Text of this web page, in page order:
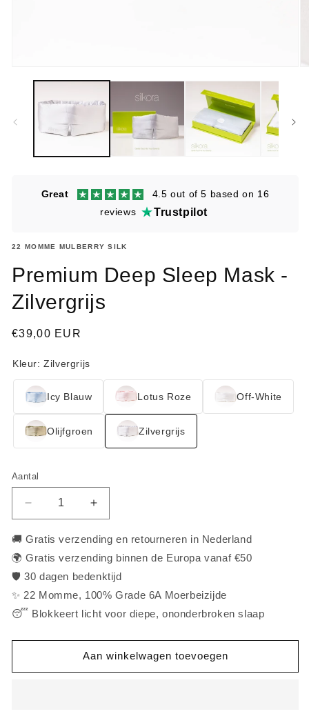
Great
4.5 out of 5 based on 16
reviews
Trustpilot
22 MOMME MULBERRY SILK
SKU:
Premium Deep Sleep Mask -
Zilvergrijs
Normale
€39,00 EUR
Aantal
Aantal
Aantal
verlagen
voor
Premium
Sleep
Mask
-
Aantal
verhogen
voor
Premium
Deep
Sleep
Mask
-
🚚 Gratis verzending en retourneren in Nederland
🌍 Gratis verzending binnen de Europa vanaf €50
🛡️ 30 dagen bedenktijd
✨ 22 Momme, 100% Grade 6A Moerbeizijde
😴 Blokkeert licht voor diepe, ononderbroken slaap
Aan winkelwagen toevoegen